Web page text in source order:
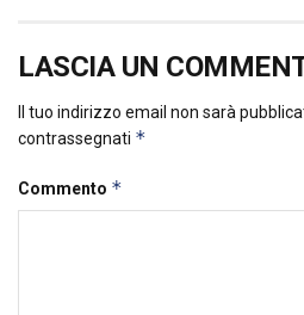
LASCIA UN
Il tuo indirizzo email non sarà
contrassegnati *
Commento *